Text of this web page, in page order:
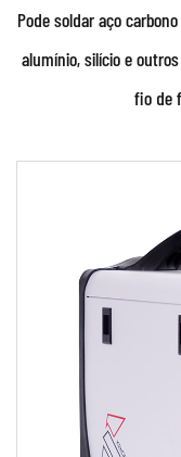
Características
avançado
Pode soldar aço
alumínio, silício e
fio de